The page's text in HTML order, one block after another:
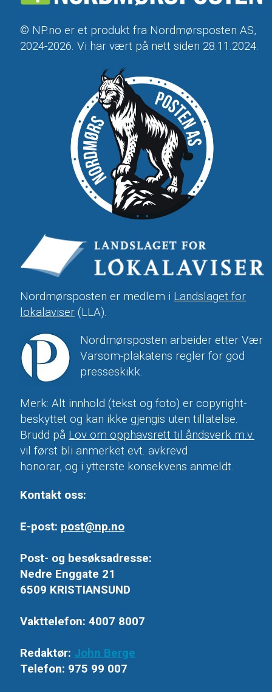
© NP.no er et produkt fra Nordmørsposten AS,
2024-2026. Vi har vært på nett siden 28.11.2024.
Nordmørsposten er medlem i Landslaget for
lokalaviser (LLA).
Nordmørsposten arbeider etter Vær
Varsom-plakatens regler for god
presseskikk.
Merk: Alt innhold (tekst og foto) er copyright-
beskyttet og kan ikke gjengis uten tillatelse.
Brudd på Lov om opphavsrett til åndsverk m.v.
vil først bli anmerket evt. avkrevd
honorar, og i ytterste konsekvens anmeldt.
Kontakt oss:
E-post: post@np.no
Post- og besøksadresse:
Nedre Enggate 21
6509 KRISTIANSUND
Vakttelefon: 4007 8007
Redaktør: John Berge
Telefon: 975 99 007